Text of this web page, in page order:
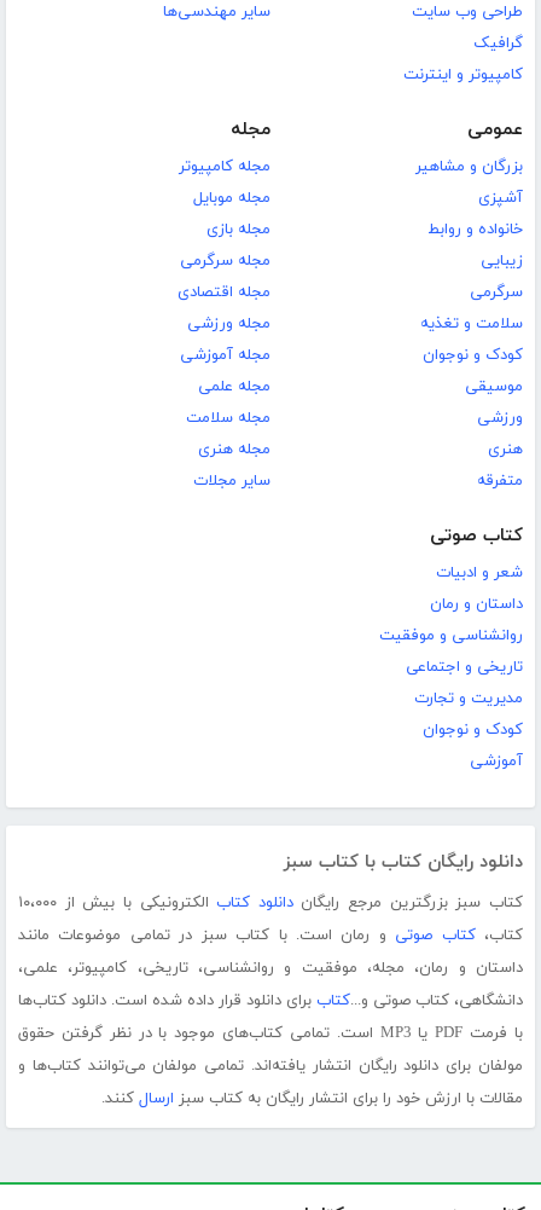
طراحی وب سایت
گرافیک
کامپیوتر و اینترنت
سایر مهندسی‌ها
عمومی
بزرگان و مشاهیر
آشپزی
خانواده و روابط
زیبایی
سرگرمی
سلامت و تغذیه
کودک و نوجوان
موسیقی
ورزشی
هنری
متفرقه
مجله
مجله کامپیوتر
مجله موبایل
مجله بازی
مجله سرگرمی
مجله اقتصادی
مجله ورزشی
مجله آموزشی
مجله علمی
مجله سلامت
مجله هنری
سایر مجلات
کتاب صوتی
شعر و ادبیات
داستان و رمان
روانشناسی و موفقیت
تاریخی و اجتماعی
مدیریت و تجارت
کودک و نوجوان
آموزشی
دانلود رایگان کتاب با کتاب سبز
کتاب سبز بزرگترین مرجع رایگاندانلود کتاب
الکترونیکی با بیش از ۱۰،۰۰۰
کتاب،کتاب صوتی و رمان است. با کتاب سبز در تمامی موضوعات مانند
داستان و رمان، مجله، موفقیت و روانشناسی، تاریخی، کامپیوتر، علمی،
دانشگاهی، کتاب صوتی و...کتاب برای دانلود قرار داده شده است. دانلود کتاب‌ها
با فرمت PDF یا MP3 است. تمامی کتاب‌های موجود با در نظر گرفتن حقوق
مولفان برای دانلود رایگان انتشار یافته‌اند. تمامی مولفان می‌توانند کتاب‌ها و
مقالات با ارزش خود را برای انتشار رایگان به کتاب سبز ارسال کنند.